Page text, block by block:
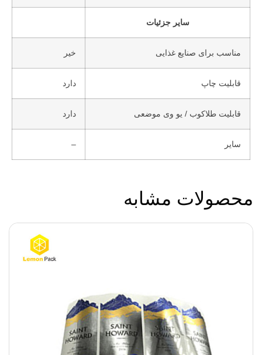
سایر جزئیات
مناسب برای صنایع غذایی خیر
قابلیت چاپ دارد
قابلیت طلاکوب / یو وی موضعی دارد
سایر –
محصولات مشابه